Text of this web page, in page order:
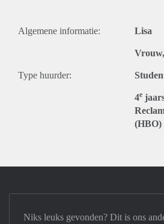
Algemene informatie: Lisa
Type huurder:
4e
(HBO)
Niks leuks gevonden? Dit is ons